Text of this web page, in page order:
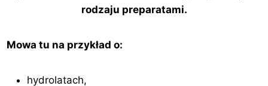
rodzaju preparatami.
Mowa tu na przykład o:
hydrolatach,